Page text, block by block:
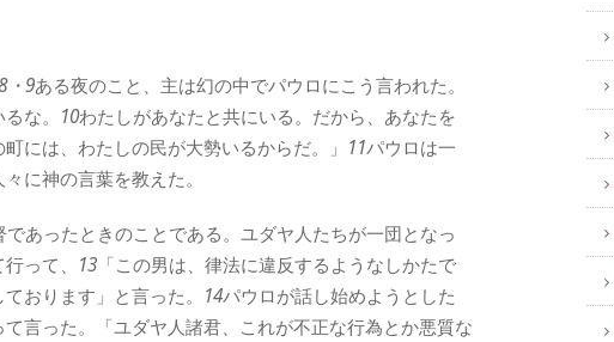
・9ある夜のこと、主は幻の中でパウロにこう言われた。
な。 10わたしがあなたと共にいる。だから、あなたを
には、わたしの民が大勢いるからだ。」 11パウロは一
に神の言葉を教えた。
あったときのことである。ユダヤ人たちが一団となっ
って、 13 「この男は、律法に違反するようなしかたで
おります」と言った。 14パウロが話し始めようとした
言った。「ユダヤ人諸君、これが不正な行為とか悪質な